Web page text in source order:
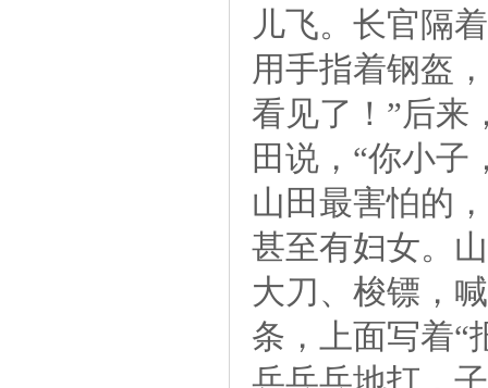
儿飞。长官隔
用手指着钢盔
看见了！”后来
田说，“你小子
山田最害怕的
甚至有妇女。
大刀、梭镖，
条，上面写着“